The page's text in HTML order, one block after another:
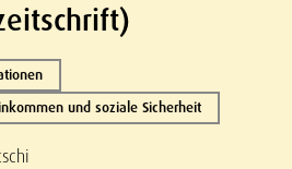
und soziale Sicherheit